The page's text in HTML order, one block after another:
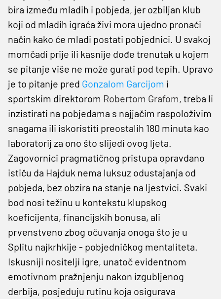
bira između mladih i pobjeda, jer ozbiljan klub
koji od mladih igraća živi mora ujedno pronaći
način kako će mladi postati pobjednici. U svakoj
momčadi prije ili kasnije dođe trenutak u kojem
se pitanje više ne može gurati pod tepih. Upravo
je to pitanje pred Gonzalom Garcijom i
sportskim direktorom Robertom Grafom, treba li
inzistirati na pobjedama s najjačim raspoloživim
snagama ili iskoristiti preostalih 180 minuta kao
laboratorij za ono što slijedi ovog ljeta.
Zagovornici pragmatičnog pristupa opravdano
ističu da Hajduk nema luksuz odustajanja od
pobjeda, bez obzira na stanje na ljestvici. Svaki
bod nosi težinu u kontekstu klupskog
koeficijenta, financijskih bonusa, ali
prvenstveno zbog očuvanja onoga što je u
Splitu najkrhkije - pobjedničkog mentaliteta.
Iskusniji nositelji igre, unatoč evidentnom
emotivnom pražnjenju nakon izgubljenog
derbija, posjeduju rutinu koja osigurava